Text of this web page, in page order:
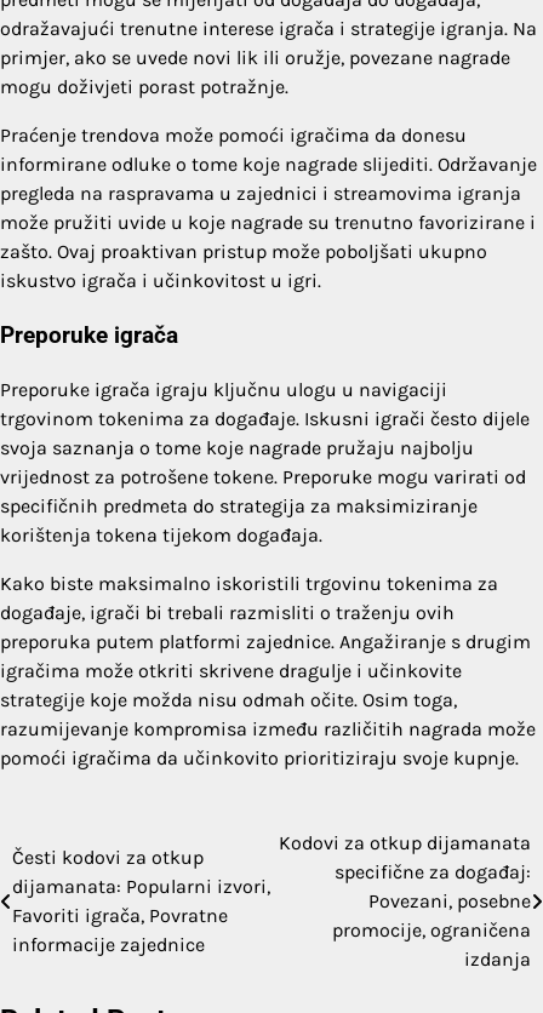
odražavajući trenutne interese igrača i strategije igranja. Na
primjer, ako se uvede novi lik ili oružje, povezane nagrade
mogu doživjeti porast potražnje.
Praćenje trendova može pomoći igračima da donesu
informirane odluke o tome koje nagrade slijediti. Održavanje
pregleda na raspravama u zajednici i streamovima igranja
može pružiti uvide u koje nagrade su trenutno favorizirane i
zašto. Ovaj proaktivan pristup može poboljšati ukupno
iskustvo igrača i učinkovitost u igri.
Preporuke igrača
Preporuke igrača igraju ključnu ulogu u navigaciji
trgovinom tokenima za događaje. Iskusni igrači često dijele
svoja saznanja o tome koje nagrade pružaju najbolju
vrijednost za potrošene tokene. Preporuke mogu varirati od
specifičnih predmeta do strategija za maksimiziranje
korištenja tokena tijekom događaja.
Kako biste maksimalno iskoristili trgovinu tokenima za
događaje, igrači bi trebali razmisliti o traženju ovih
preporuka putem platformi zajednice. Angažiranje s drugim
igračima može otkriti skrivene dragulje i učinkovite
strategije koje možda nisu odmah očite. Osim toga,
razumijevanje kompromisa između različitih nagrada može
pomoći igračima da učinkovito prioritiziraju svoje kupnje.
Post
navigation
Česti kodovi za otkup
dijamanata: Popularni izvori,
Favoriti igrača, Povratne
informacije zajednice
Kodovi za otkup dijamanata
specifične za događaj:
Povezani, posebne
promocije, ograničena
izdanja